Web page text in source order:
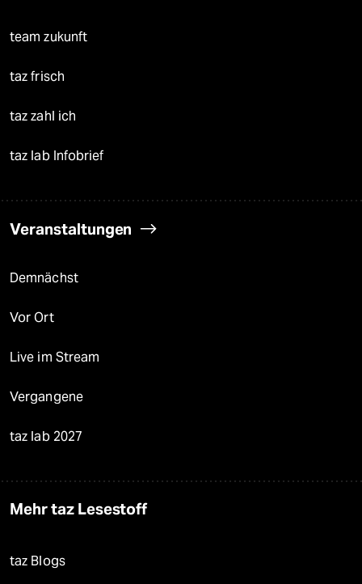
team zukunft
taz frisch
taz zahl ich
taz lab Infobrief
Veranstaltungen
Demnächst
Vor Ort
Live im Stream
Vergangene
taz lab 2027
Mehr taz Lesestoff
taz Blogs